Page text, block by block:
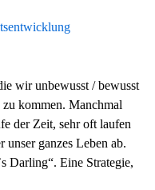
v
g
a
t
wir unbewusst / bewusst
kommen. Manchmal
der Zeit, sehr oft laufen
unser ganzes Leben ab.
Darling“. Eine Strategie,